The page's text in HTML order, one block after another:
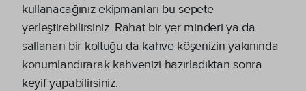
kullanacağınız ekipmanları bu sepete
yerleştirebilirsiniz. Rahat bir yer minderi ya da
sallanan bir koltuğu da kahve köşenizin yakınında
konumlandırarak kahvenizi hazırladıktan sonra
keyif yapabilirsiniz.